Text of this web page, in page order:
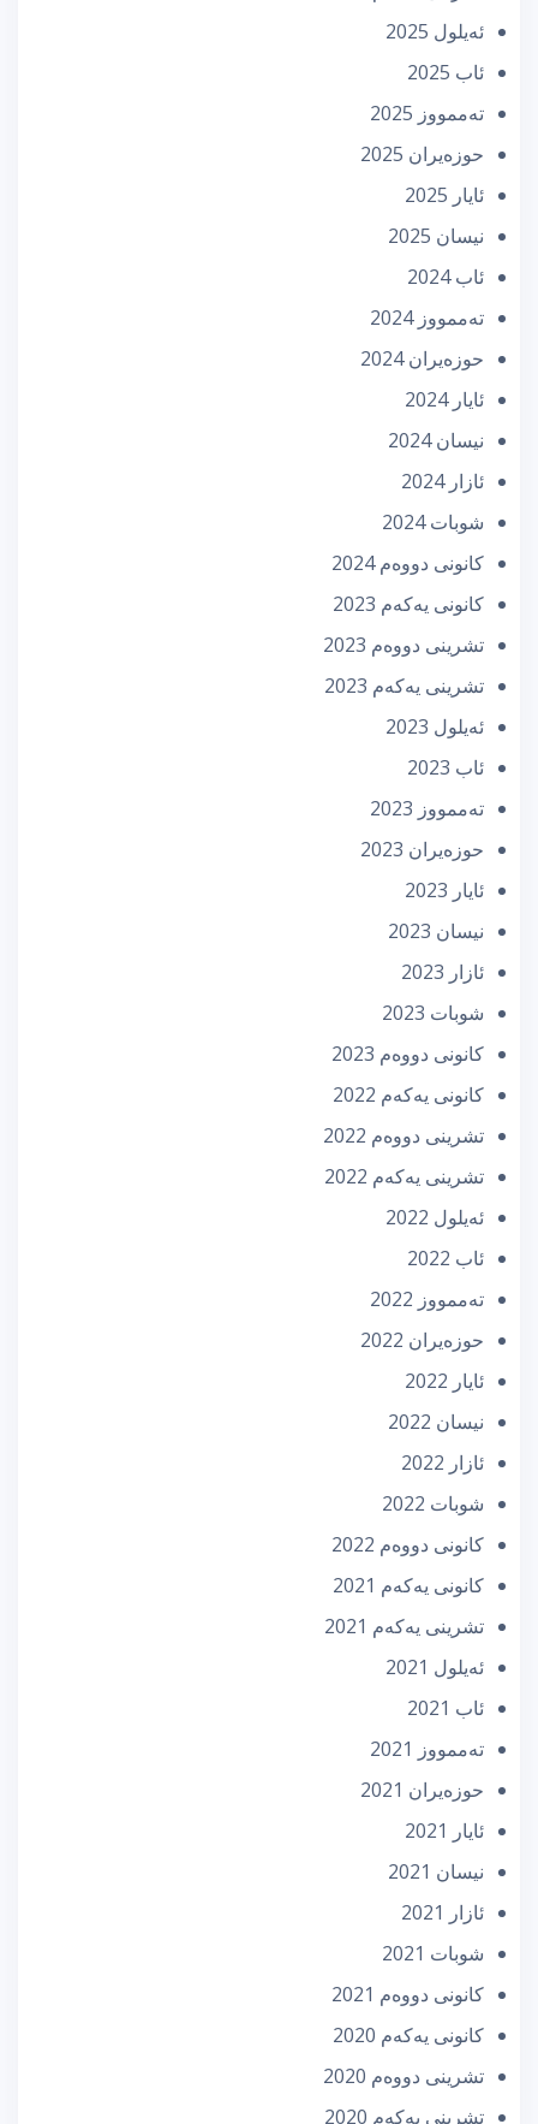
ئه‌یلول 2025
ئاب 2025
تەممووز 2025
حوزه‌یران 2025
ئایار 2025
نیسان 2025
ئاب 2024
تەممووز 2024
حوزه‌یران 2024
ئایار 2024
نیسان 2024
ئازار 2024
شوبات 2024
كانونی دووه‌م 2024
كانونی یه‌كه‌م 2023
تشرینی دووه‌م 2023
تشرینی یه‌كه‌م 2023
ئه‌یلول 2023
ئاب 2023
تەممووز 2023
حوزه‌یران 2023
ئایار 2023
نیسان 2023
ئازار 2023
شوبات 2023
كانونی دووه‌م 2023
كانونی یه‌كه‌م 2022
تشرینی دووه‌م 2022
تشرینی یه‌كه‌م 2022
ئه‌یلول 2022
ئاب 2022
تەممووز 2022
حوزه‌یران 2022
ئایار 2022
نیسان 2022
ئازار 2022
شوبات 2022
كانونی دووه‌م 2022
كانونی یه‌كه‌م 2021
تشرینی یه‌كه‌م 2021
ئه‌یلول 2021
ئاب 2021
تەممووز 2021
حوزه‌یران 2021
ئایار 2021
نیسان 2021
ئازار 2021
شوبات 2021
كانونی دووه‌م 2021
كانونی یه‌كه‌م 2020
تشرینی دووه‌م 2020
تشرینی یه‌كه‌م 2020